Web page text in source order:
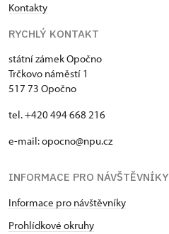
Kontakty
RYCHLÝ KONTAKT
státní zámek Opočno
Trčkovo náměstí 1
517 73 Opočno
tel. +420 494 668 216
e-mail: opocno@npu.cz
INFORMACE PRO NÁVŠTĚVNÍKY
Informace pro návštěvníky
Prohlídkové okruhy